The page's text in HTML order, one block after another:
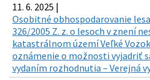
11. 6. 2025 |
Osobitné obhospodarovanie
326/2005 Z. z. o lesoch v znení
katastrálnom území Veľké
oznámenie o možnosti vyjadriť
vydaním rozhodnutia – Verejná